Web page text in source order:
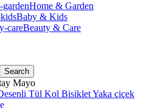
Home & Garden
Baby & Kids
Beauty & Care
Search
Mayo